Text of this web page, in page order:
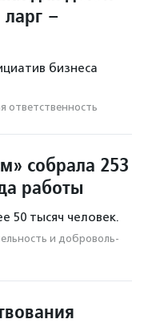
–
бизнеса
ответственность
собрала 253
работы
50 тысяч человек.
и доброволь­